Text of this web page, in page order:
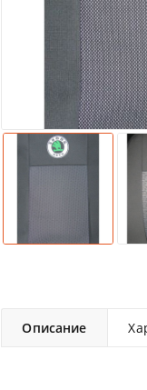
Описание